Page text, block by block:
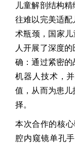
儿童解剖结构
往难以完美适
术瓶颈，国家
人开展了深度
确：通过紧密
机器人技术，
值，从而为患
择。
本次合作的核
腔内窥镜单孔